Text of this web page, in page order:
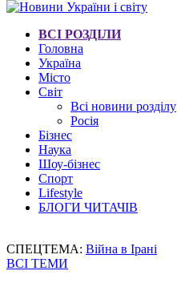
ВСІ РОЗДІЛИ
Головна
Україна
Місто
Світ
Всі новини розділу
Росія
Бізнес
Наука
Шоу-бізнес
Спорт
Lifestyle
БЛОГИ ЧИТАЧІВ
СПЕЦТЕМА: Війна в Ірані
ВСІ ТЕМИ